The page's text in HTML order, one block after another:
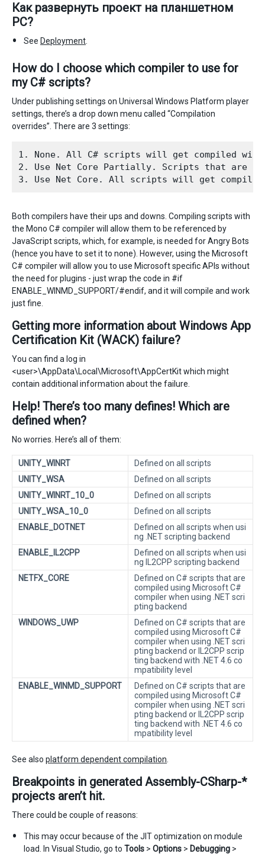
Как развернуть проект на планшетном
PC?
See Deployment
How do I choose which compiler to use for
my C# scripts?
Under publishing settings on Universal Windows Platform player
settings, there’s a drop down menu called “Compilation
overrides”. There are 3 settings:
1. None. All C# scripts will get compiled with
2. Use Net Core Partially. Scripts that are in
Both compilers have their ups and downs. Compiling scripts with
the Mono C# compiler will allow them to be referenced by
JavaScript scripts, which, for example, is needed for Angry Bots
(hence you have to set it to none). However, using the Microsoft
C# compiler will allow you to use Microsoft specific APIs without
the need for plugins - just wrap the code in #if
ENABLE_WINMD_SUPPORT/#endif, and it will compile and work
just fine.
Getting more information about Windows App
Certification Kit (WACK) failure?
You can find a log in
<user>\AppData\Local\Microsoft\AppCertKit which might
contain additional information about the failure.
Help! There’s too many defines! Which are
defined when?
No worries. Here’s all of them:
UNITY_WINRT
Defined on all scripts
UNITY_WSA
Defined on all scripts
UNITY_WINRT_10_0
Defined on all scripts
UNITY_WSA_10_0
Defined on all scripts
ENABLE_DOTNET
Defined on all scripts when usi
ng .NET scripting backend
ENABLE_IL2CPP
Defined on all scripts when usi
ng IL2CPP scripting backend
NETFX_CORE
Defined on C# scripts that are
compiled using Microsoft C#
compiler when using .NET scri
pting backend
WINDOWS_UWP
Defined on C# scripts that are
compiled using Microsoft C#
compiler when using .NET scri
pting backend or IL2CPP scrip
ting backend with .NET 4.6 co
mpatibility level
ENABLE_WINMD_SUPPORT
Defined on C# scripts that are
compiled using Microsoft C#
compiler when using .NET scri
pting backend or IL2CPP scrip
ting backend with .NET 4.6 co
mpatibility level
See also platform dependent compilation
Breakpoints in generated Assembly-CSharp-*
projects aren’t hit.
There could be couple of reasons:
This may occur because of the JIT optimization on module
load. In Visual Studio, go to Tools > Options > Debugging >